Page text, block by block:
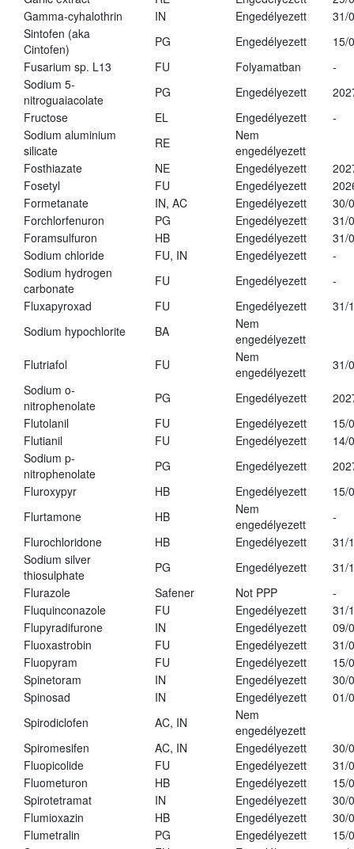
Gamma-cyhalothrin
IN Engedélyezett
31/
Sintofen (aka
Cintofen)
PG Engedélyezett
15/
Fusarium sp. L13
FU Folyamatban
-
Sodium 5-
nitroguaiacolate
PG Engedélyezett
Fructose
EL Engedélyezett
-
Sodium aluminium
silicate
RE
Nem
engedélyezett
Fosthiazate
NE Engedélyezett
Fosetyl
FU Engedélyezett
Formetanate
IN, AC Engedélyezett
30/
Forchlorfenuron
PG Engedélyezett
31/
Foramsulfuron
HB Engedélyezett
31/
Sodium chloride
FU, IN Engedélyezett
-
Sodium hydrogen
carbonate
FU Engedélyezett
-
Fluxapyroxad
FU Engedélyezett
31/
Sodium hypochlorite
BA
Nem
engedélyezett
Flutriafol
FU
Nem
engedélyezett
31/
Sodium o-
nitrophenolate
PG Engedélyezett
Flutolanil
FU Engedélyezett
15/
Flutianil
FU Engedélyezett
14/
Sodium p-
nitrophenolate
PG Engedélyezett
Fluroxypyr
HB Engedélyezett
15/
Flurtamone
HB
Nem
engedélyezett
-
Flurochloridone
HB Engedélyezett
31/
Sodium silver
thiosulphate
PG Engedélyezett
31/
Flurazole
Safener Not PPP
-
Fluquinconazole
FU Engedélyezett
31/
Flupyradifurone
IN Engedélyezett
09/
Fluoxastrobin
FU Engedélyezett
31/
Fluopyram
FU Engedélyezett
15/
Spinetoram
IN Engedélyezett
30/
Spinosad
IN Engedélyezett
01/
Spirodiclofen
AC, IN
Nem
engedélyezett
Spiromesifen
AC, IN Engedélyezett
30/
Fluopicolide
FU Engedélyezett
31/
Fluometuron
HB Engedélyezett
15/
Spirotetramat
IN Engedélyezett
30/
Flumioxazin
HB Engedélyezett
30/
Flumetralin
PG Engedélyezett
15/